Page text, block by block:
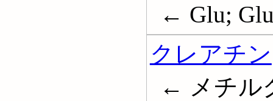
← Glu;
クレアチン
← メチル